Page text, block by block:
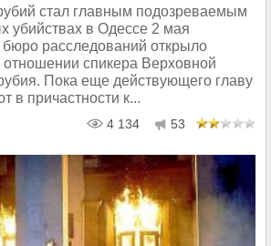
стал главным подозреваемым
убийствах в Одессе 2 мая
бюро расследований открыло
отношении спикера Верховной
Пока еще действующего главу
в причастности к...
4 134 53